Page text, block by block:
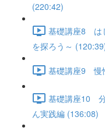
(220:42)
基礎講座8 は
を探ろう～
基礎講座9 慢
基礎講座10
ん実践編 (136:08)